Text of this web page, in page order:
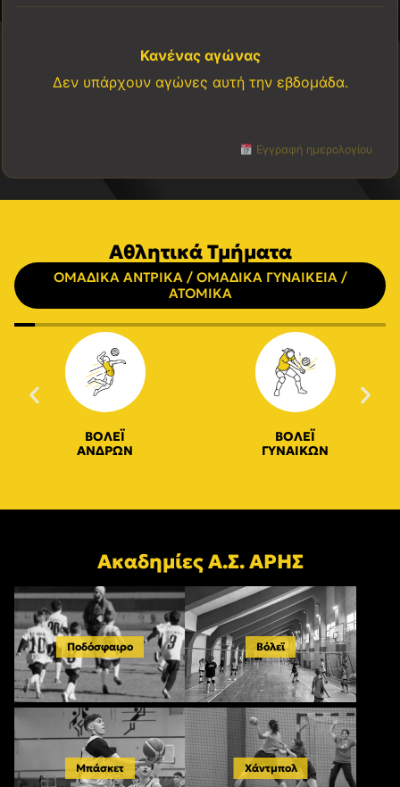
Κανένας αγώνας
Δεν υπάρχουν αγώνες αυτή την εβδομάδα.
Εγγραφή ημερολογίου
Αθλητικά Τμήματα
ΟΜΑΔΙΚΑ ΑΝΤΡΙΚΑ / ΟΜΑΔΙΚΑ ΓΥΝΑΙΚΕΙΑ /
ΑΤΟΜΙΚΑ
ΒΟΛΕΪ
ΑΝΔΡΩΝ
ΒΟΛΕΪ
ΓΥΝΑΙΚΩΝ
Ακαδημίες Α.Σ. ΑΡΗΣ
Ποδόσφαιρο Βόλεϊ
Μπάσκετ Χάντμπολ